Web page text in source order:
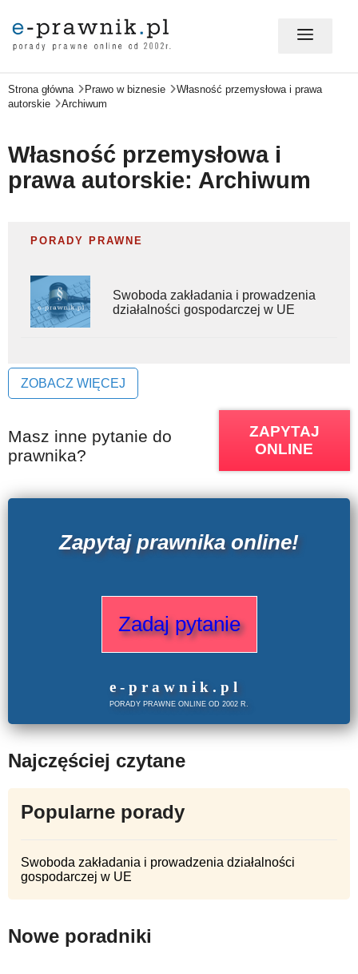
MÓJ E-PRAWNIK - LOGOWANIE
PORADY PRAWNE ONLINE
ZMIANY W PRAWIE
WZORY DOKUMENTÓW
FORUM PRAWNE
Strona główna Prawo w biznesie
Własność przemysłowa i prawa
autorskie
Archiwum
Własność przemysłowa i
prawa autorskie: Archiwum
PORADY PRAWNE
Swoboda zakładania i prowadzenia
działalności gospodarczej w UE
ZOBACZ WIĘCEJ
Masz inne pytanie do
prawnika?
ZAPYTAJ
ONLINE
Zapytaj prawnika online!
Zadaj pytanie
e -prawnik . pl
PORADY PRAWNE ONLINE OD 2002 R.
Najczęściej czytane
Popularne porady
Swoboda zakładania i prowadzenia działalności
gospodarczej w UE
Nowe poradniki